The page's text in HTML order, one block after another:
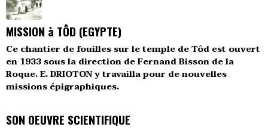
MISSION à TÔD (EGYPTE)
Ce chantier de fouilles sur le temple de Tôd est ouvert
en 1933 sous la direction de Fernand Bisson de la
Roque. E. DRIOTON y travailla pour de nouvelles
missions épigraphiques.
SON OEUVRE SCIENTIFIQUE